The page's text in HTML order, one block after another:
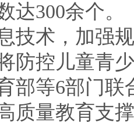
达300余个。
术，加强规
防控儿童青
部等6部门
质量教育支